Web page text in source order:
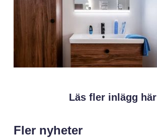
Läs fler inlägg här
Fler nyheter